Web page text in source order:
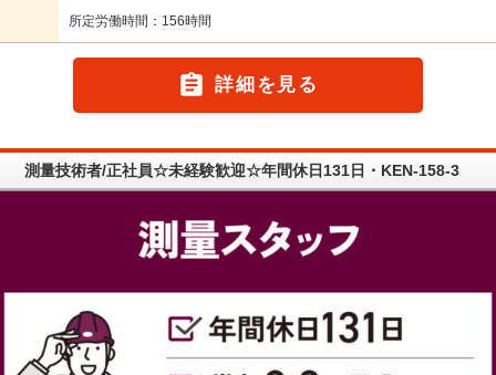
所定労働時間：156時間
 詳細を見る
測量技術者/正社員☆未経験歓迎☆年間休日131日・KEN-158-3